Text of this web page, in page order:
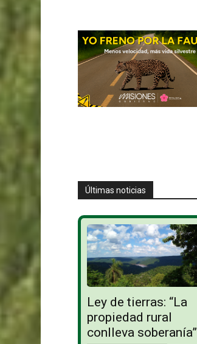
Últimas noticias
Ley de tierras: “La
propiedad rural
conlleva soberanía”